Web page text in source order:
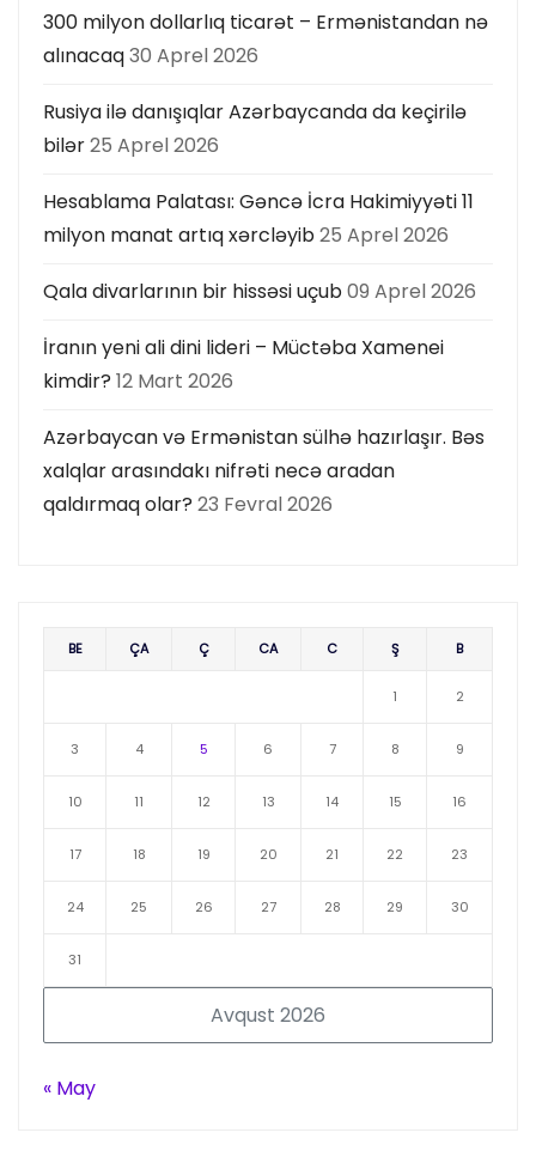
300 milyon dollarlıq ticarət – Ermənistandan nə
alınacaq30 Aprel 2026
Rusiya ilə danışıqlar Azərbaycanda da keçirilə
bilər25 Aprel 2026
Hesablama Palatası: Gəncə İcra Hakimiyyəti 11
milyon manat artıq xərcləyib25 Aprel 2026
Qala divarlarının bir hissəsi uçub09 Aprel 2026
İranın yeni ali dini lideri – Müctəba Xamenei
kimdir? 12 Mart 2026
Azərbaycan və Ermənistan sülhə hazırlaşır. Bəs
xalqlar arasındakı nifrəti necə aradan
qaldırmaq olar? 23 Fevral 2026
Avqust 2026
BE ÇA Ç CA C Ş B
1 2
3 4 5 6 7 8 9
10 11 12 13 14 15 16
17 18 19 20 21 22 23
24 25 26 27 28 29 30
31
« May